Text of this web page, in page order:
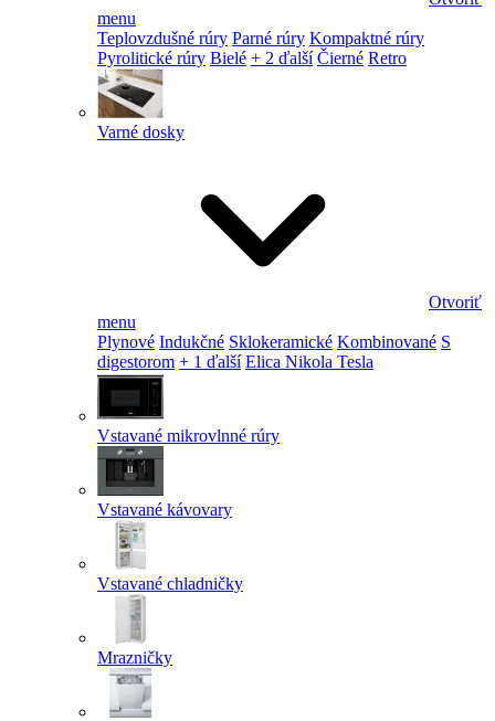
menu
Teplovzdušné rúry Parné rúry Kompaktné rúry
Pyrolitické rúry Bielé + 2 ďalší Čierné Retro
Varné dosky
Otvoriť
menu
Plynové Indukčné Sklokeramické Kombinované S
digestorom + 1 ďalší Elica Nikola Tesla
Vstavané mikrovlnné rúry
Vstavané kávovary
Vstavané chladničky
Mrazničky